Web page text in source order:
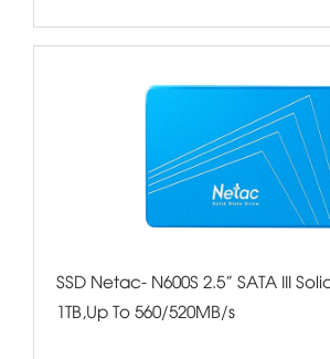
SSD Netac- N600S 2.5” SATA III
1TB,Up To 560/520MB/s